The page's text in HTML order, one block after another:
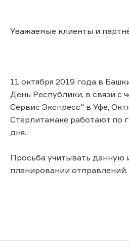
Уважаемые клиенты и
11 октября 2019 года в
День Республики, в связи с
Сервис Экспресс" в Уфе,
Стерлитамаке работают по
дня.
Просьба учитывать
планировании отправлений.